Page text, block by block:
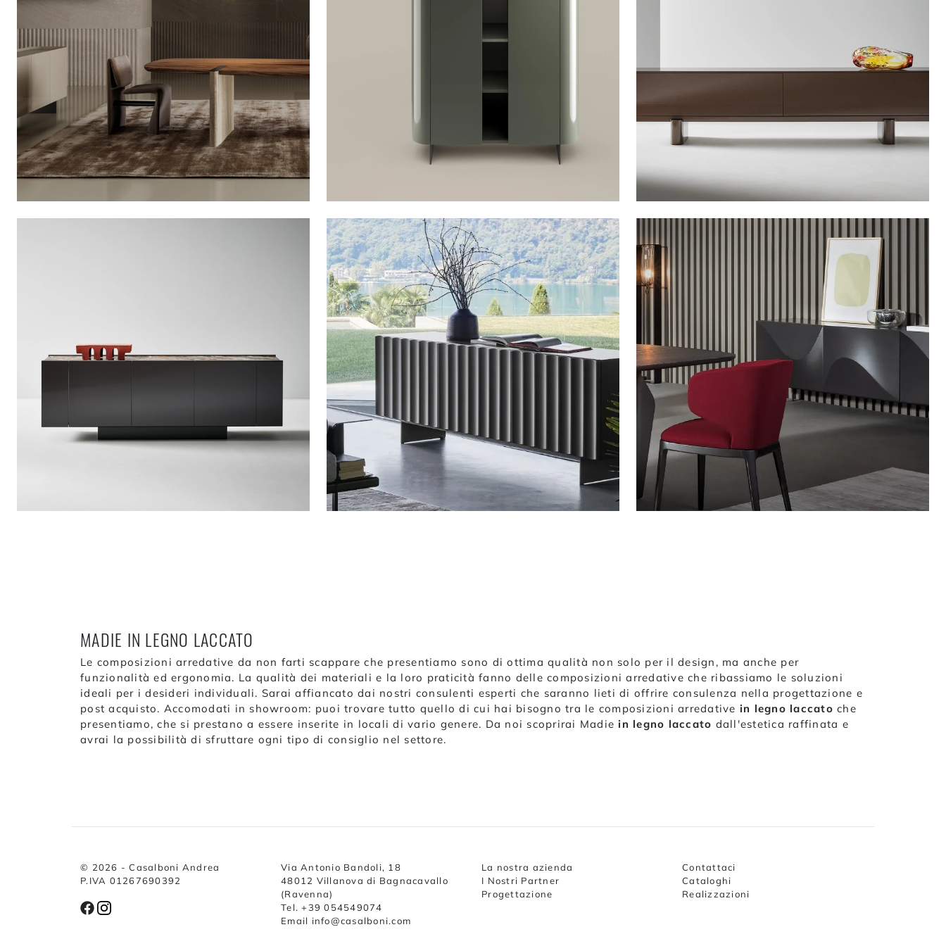
MADIE IN LEGNO LACCATO
Le composizioni arredative da non farti scappare che presentiamo sono di ottima qualità non solo per il design, ma anche per
funzionalità ed ergonomia. La qualità dei materiali e la loro praticità fanno delle composizioni arredative che ribassiamo le soluzioni
ideali per i desideri individuali. Sarai affiancato dai nostri consulenti esperti che saranno lieti di offrire consulenza nella progettazione e
post acquisto. Accomodati in showroom: puoi trovare tutto quello di cui hai bisogno tra le composizioni arredative in legno laccato che
presentiamo, che si prestano a essere inserite in locali di vario genere. Da noi scoprirai Madie in legno laccato dall'estetica raffinata e
avrai la possibilità di sfruttare ogni tipo di consiglio nel settore.
© 2026 - Casalboni Andrea
P.IVA 01267690392
Via Antonio Bandoli, 18
48012 Villanova di Bagnacavallo
(Ravenna)
Tel. +39 054549074
Email info@casalboni.com
La nostra azienda
I Nostri Partner
Progettazione
Contattaci
Cataloghi
Realizzazioni